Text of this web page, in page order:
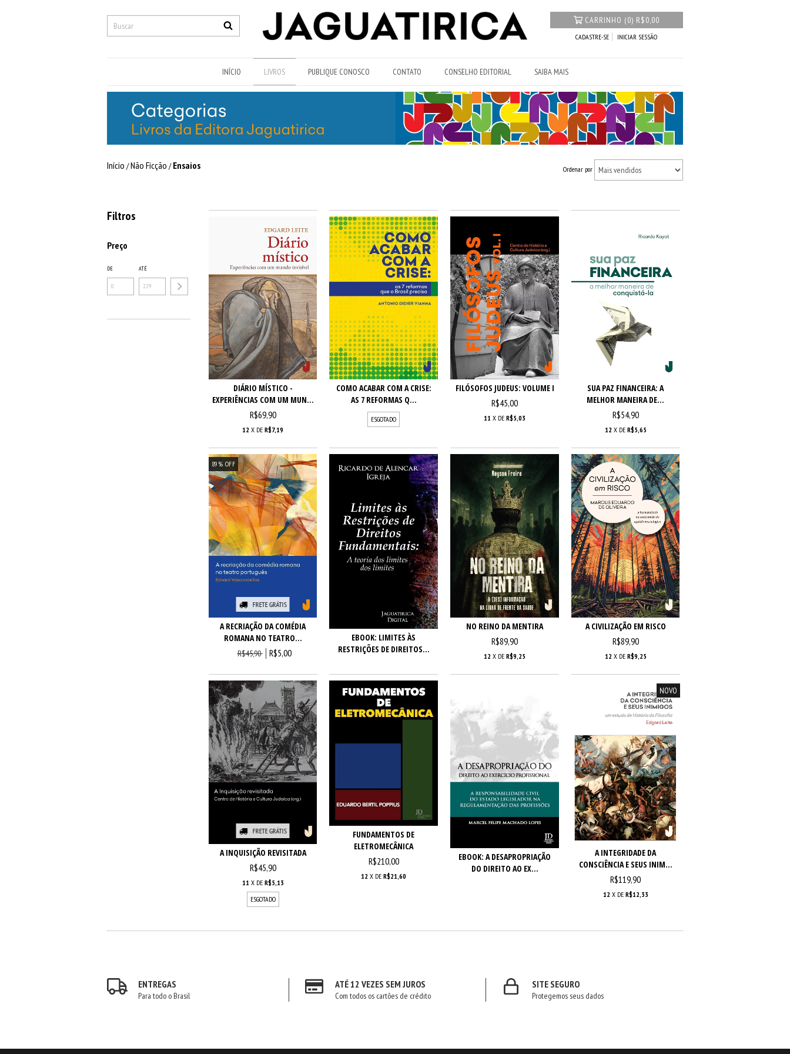
CARRINHO (0) R$0,00
CADASTRE-SE INICIAR SESSÃO
INÍCIO LIVROS PUBLIQUE CONOSCO CONTATO CONSELHO EDITORIAL SAIBA MAIS
Início /Não Ficção / Ensaios Ordenar por
Filtros
Preço
DE ATÉ
DIÁRIO MÍSTICO -
EXPERIÊNCIAS COM UM MUN...
R$69,90
12 X DER$7,19
COMO ACABAR COM A CRISE:
AS 7 REFORMAS Q...
ESGOTADO
FILÓSOFOS JUDEUS: VOLUME I
R$45,00
11 X DER$5,03
SUA PAZ FINANCEIRA: A
MELHOR MANEIRA DE...
R$54,90
12 X DE R$5,65
89 % OFF
FRETE GRÁTIS
A RECRIAÇÃO DA COMÉDIA
ROMANA NO TEATRO...
R$45,90 R$5,00
EBOOK: LIMITES ÀS
RESTRIÇÕES DE DIREITOS...
NO REINO DA MENTIRA
R$89,90
12 X DER$9,25
A CIVILIZAÇÃO EM RISCO
R$89,90
12 X DE R$9,25
FRETE GRÁTIS
A INQUISIÇÃO REVISITADA
R$45,90
11 X DE R$5,13
ESGOTADO
FUNDAMENTOS DE
ELETROMECÂNICA
R$210,00
12 X DER$21,60
EBOOK: A DESAPROPRIAÇÃO
DO DIREITO AO EX...
NOVO
A INTEGRIDADE DA
CONSCIÊNCIA E SEUS INIM...
R$119,90
12 X DE R$12,33
ENTREGAS
Para todo o Brasil
ATÉ 12 VEZES SEM JUROS
Com todos os cartões de crédito
SITE SEGURO
Protegemos seus dados